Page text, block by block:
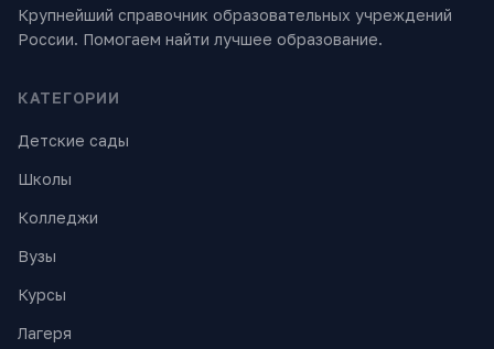
Крупнейший справочник образовательных учреждений
России. Помогаем найти лучшее образование.
КАТЕГОРИИ
Детские сады
Школы
Колледжи
Вузы
Курсы
Лагеря